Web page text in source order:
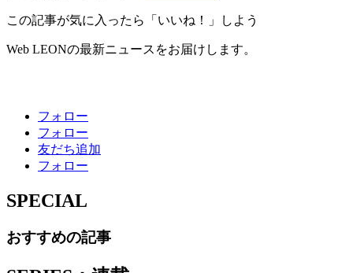
この記事が気に入ったら「いいね！」しよう
Web LEONの最新ニュースをお届けします。
フォロー
フォロー
友だち追加
フォロー
SPECIAL
おすすめの記事